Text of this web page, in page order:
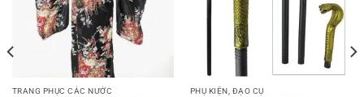
TRANG PHỤC CÁC NƯỚC PHỤ KIỆN, ĐẠO CỤ